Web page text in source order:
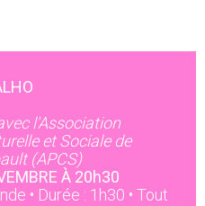
l'Association
et Sociale de
(APCS)
À 20h30
• Durée : 1h30 • Tout